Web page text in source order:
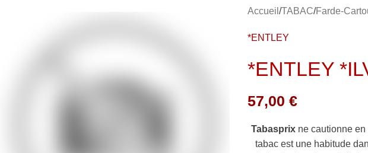
Accueil TABAC Farde-
*ENTLEY
*ENTLEY
57,00€
Tabasprix ne cautionne
tabac est une habitude